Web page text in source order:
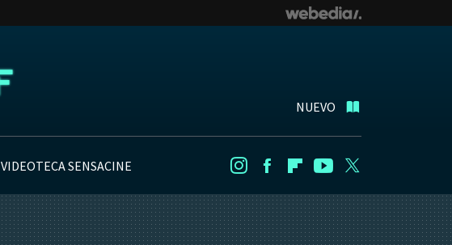
NUEVO
VIDEOTECA SENSACINE InstagramFacebookFlipboard
Youtube